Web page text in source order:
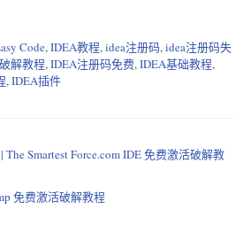
Code,IDEA教程,idea注册码,idea注册码失
解教程,IDEA注册码免费,IDEA基础教程,
,IDEA插件
The Smartest Force.com IDE 免费激活破解教
免费激活破解教程